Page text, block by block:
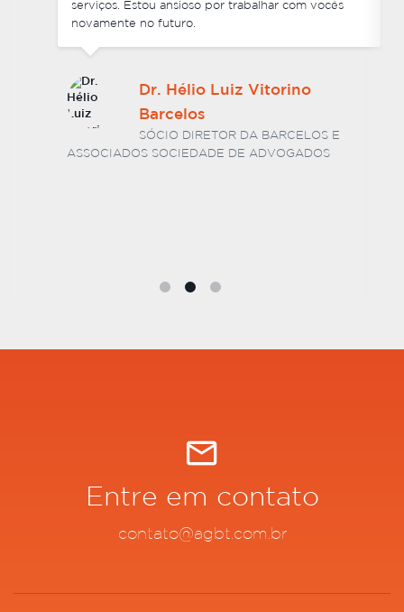
serviços. Estou ansioso por trabalhar com vocês
novamente no futuro.
Dr. Hélio Luiz Vitorino
Barcelos
SÓCIO DIRETOR DA BARCELOS E
ASSOCIADOS SOCIEDADE DE ADVOGADOS
Entre em contato
contato@agbt.com.br